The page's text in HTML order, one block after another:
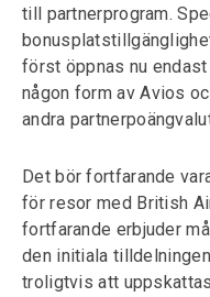
till partnerprogram.
först öppnas nu
någon form av Avios
andra
Det bör fortfarande
för resor med British
fortfarande erbjuder
den initiala
troligtvis att